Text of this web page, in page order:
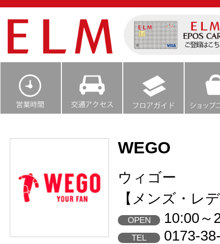
WEGO
ウィゴー
【メンズ・レ
OPEN 10:00～
TEL 0173-